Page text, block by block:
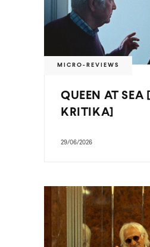
MICRO-REVIEWS
QUEEN AT
KRITIKA]
29/06/2026